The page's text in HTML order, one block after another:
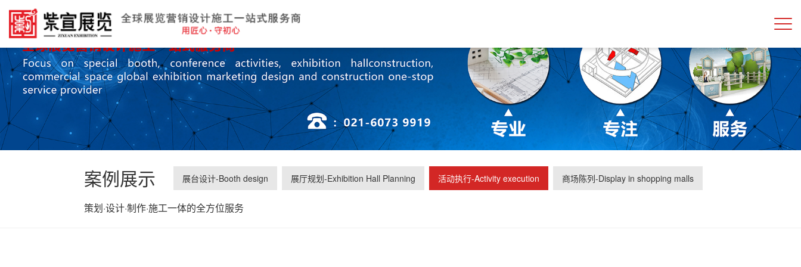
案例展示 展台设计-Booth design 展厅规划-Exhibition Hall Planning 活动执行-Activity execution 商场陈列-Display in shopping malls
策划·设计·制作·施工一体的全方位服务